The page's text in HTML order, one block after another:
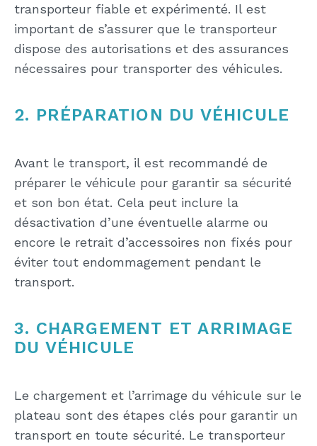
transporteur fiable et expérimenté. Il est
important de s’assurer que le transporteur
dispose des autorisations et des assurances
nécessaires pour transporter des véhicules.
2. PRÉPARATION DU VÉHICULE
Avant le transport, il est recommandé de
préparer le véhicule pour garantir sa sécurité
et son bon état. Cela peut inclure la
désactivation d’une éventuelle alarme ou
encore le retrait d’accessoires non fixés pour
éviter tout endommagement pendant le
transport.
3. CHARGEMENT ET ARRIMAGE
DU VÉHICULE
Le chargement et l’arrimage du véhicule sur le
plateau sont des étapes clés pour garantir un
transport en toute sécurité. Le transporteur